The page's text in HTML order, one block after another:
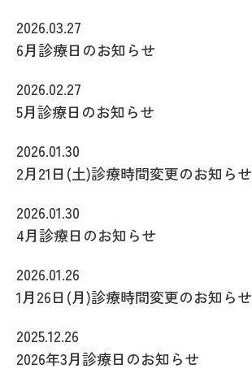
2026.03.27
6月診療日のお知らせ
2026.02.27
5月診療日のお知らせ
2026.01.30
2月21日(土)診療時間変更のお知らせ
2026.01.30
4月診療日のお知らせ
2026.01.26
1月26日(月)診療時間変更のお知らせ
2025.12.26
2026年3月診療日のお知らせ